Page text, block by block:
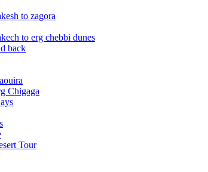
to zagora
to erg chebbi dunes
back
Chigaga
Tour